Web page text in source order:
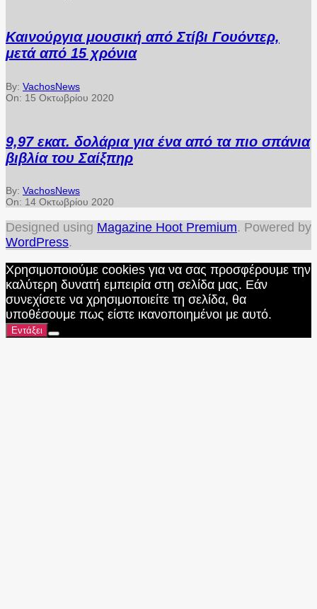
Καινούργια μουσική από Στίβι Γουόντερ,
μετά από 15 χρόνια
By: VachosNews
On: 15 Οκτωβρίου 2020
9,97 εκατ. δολάρια για ένα από τα πιο σπάνια
βιβλία του Σαίξπηρ
By: VachosNews
On: 14 Οκτωβρίου 2020
Designed using Magazine Hoot Premium. Powered by
WordPress.
Χρησιμοποιούμε cookies για να σας προσφέρουμε την
καλύτερη δυνατή εμπειρία στη σελίδα μας. Εάν
συνεχίσετε να χρησιμοποιείτε τη σελίδα, θα
υποθέσουμε πως είστε ικανοποιημένοι με αυτό.
Εντάξει